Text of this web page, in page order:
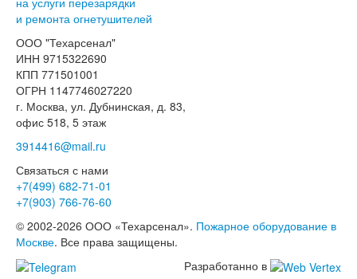
и ремонта огнетушителей
ООО "Техарсенал"
ИНН 9715322690
КПП 771501001
ОГРН 1147746027220
г. Москва, ул. Дубнинская, д. 83,
офис 518, 5 этаж
3914416@mail.ru
Связаться с нами
+7(499) 682-71-01
+7(903) 766-76-60
© 2002-2026 ООО «Техарсенал». Пожарное оборудование в
Москве. Все права защищены.
Разработанно в